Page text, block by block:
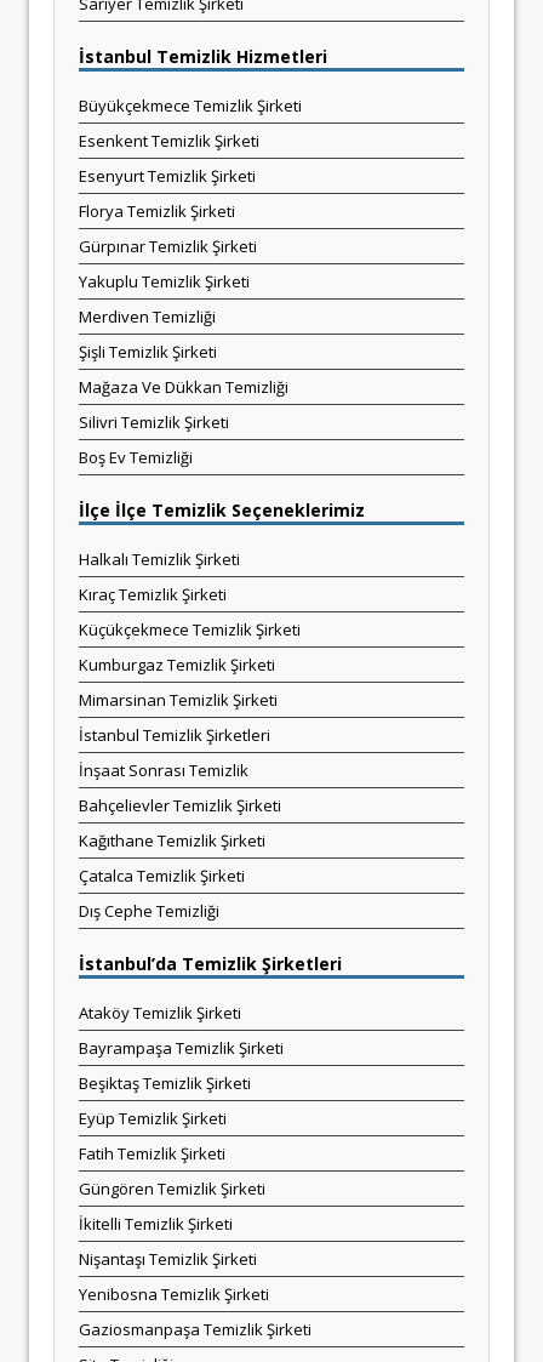
İstanbul Temizlik Hizmetleri
Büyükçekmece Temizlik Şirketi
Esenkent Temizlik Şirketi
Esenyurt Temizlik Şirketi
Florya Temizlik Şirketi
Gürpınar Temizlik Şirketi
Yakuplu Temizlik Şirketi
Merdiven Temizliği
Şişli Temizlik Şirketi
Mağaza Ve Dükkan Temizliği
Silivri Temizlik Şirketi
Boş Ev Temizliği
İlçe İlçe Temizlik Seçeneklerimiz
Halkalı Temizlik Şirketi
Kıraç Temizlik Şirketi
Küçükçekmece Temizlik Şirketi
Kumburgaz Temizlik Şirketi
Mimarsinan Temizlik Şirketi
İstanbul Temizlik Şirketleri
İnşaat Sonrası Temizlik
Bahçelievler Temizlik Şirketi
Kağıthane Temizlik Şirketi
Çatalca Temizlik Şirketi
Dış Cephe Temizliği
İstanbul’da Temizlik Şirketleri
Ataköy Temizlik Şirketi
Bayrampaşa Temizlik Şirketi
Beşiktaş Temizlik Şirketi
Eyüp Temizlik Şirketi
Fatih Temizlik Şirketi
Güngören Temizlik Şirketi
İkitelli Temizlik Şirketi
Nişantaşı Temizlik Şirketi
Yenibosna Temizlik Şirketi
Gaziosmanpaşa Temizlik Şirketi